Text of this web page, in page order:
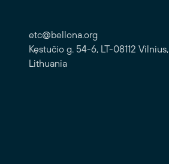
etc@bellona.org
Kęstučio g. 54-6, LT-08112 Vilnius,
Lithuania